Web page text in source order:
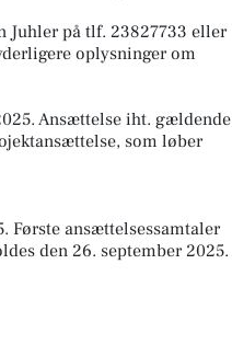
Juhler på tlf. 23827733 eller
oplysninger om
Ansættelse iht. gældende
som løber
Første ansættelsessamtaler
den 26. september 2025.